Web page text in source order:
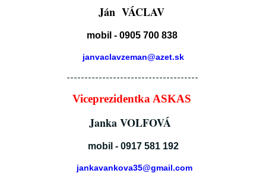
Ján VÁCLAV
mobil - 0905 700 838
janvaclavzeman@azet.sk
-------------------------------------
Viceprezidentka ASKAS
Janka VOLFOVÁ
mobil - 0917 581 192
jankavankova35@gmail.com